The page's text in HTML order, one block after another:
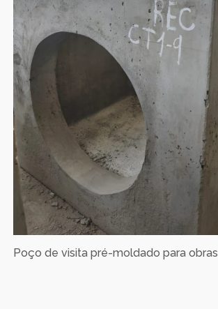
Poço de visita pré-moldado para obras